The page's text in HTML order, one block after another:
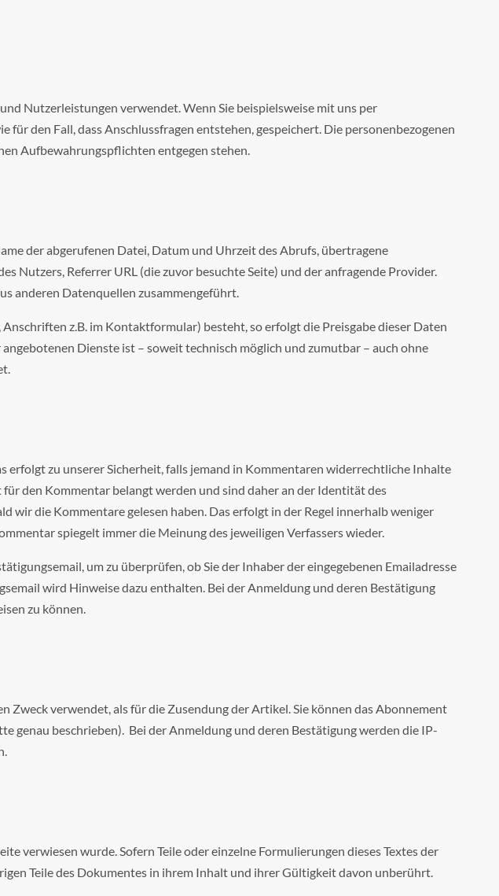
Nutzerleistungen verwendet. Wenn Sie beispielsweise mit uns per
den Fall, dass Anschlussfragen entstehen, gespeichert. Die personenbezogenen
Aufbewahrungspflichten entgegen stehen.
der abgerufenen Datei, Datum und Uhrzeit des Abrufs, übertragene
Nutzers, Referrer URL (die zuvor besuchte Seite) und der anfragende Provider.
anderen Datenquellen zusammengeführt.
z.B. im Kontaktformular) besteht, so erfolgt die Preisgabe dieser Daten
Dienste ist – soweit technisch möglich und zumutbar – auch ohne
erfolgt zu unserer Sicherheit, falls jemand in Kommentaren widerrechtliche Inhalte
den Kommentar belangt werden und sind daher an der Identität des
die Kommentare gelesen haben. Das erfolgt in der Regel innerhalb weniger
spiegelt immer die Meinung des jeweiligen Verfassers wieder.
um zu überprüfen, ob Sie der Inhaber der eingegebenen Emailadresse
wird Hinweise dazu enthalten. Bei der Anmeldung und deren Bestätigung
zu können.
Zweck verwendet, als für die Zusendung der Artikel. Sie können das Abonnement
genau beschrieben). Bei der Anmeldung und deren Bestätigung werden die IP-
verwiesen wurde. Sofern Teile oder einzelne Formulierungen dieses Textes der
Teile des Dokumentes in ihrem Inhalt und ihrer Gültigkeit davon unberührt.